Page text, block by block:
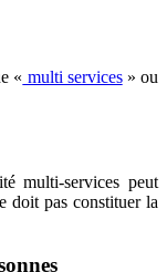
« multi services» ou
multi-services peut
doit pas constituer la